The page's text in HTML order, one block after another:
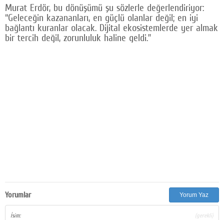
Murat Erdör, bu dönüşümü şu sözlerle değerlendiriyor:
“Geleceğin kazananları, en güçlü olanlar değil; en iyi
bağlantı kuranlar olacak. Dijital ekosistemlerde yer almak
bir tercih değil, zorunluluk haline geldi.”
Yorumlar Yorum Yaz
İsim: (gerekli)